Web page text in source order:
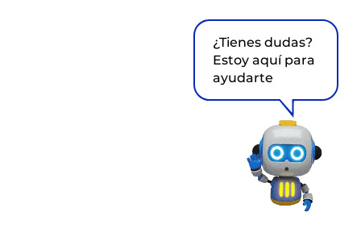
¿Tienes dudas?
Estoy aquí para
ayudarte